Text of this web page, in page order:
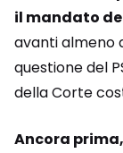
il mandato
avanti almeno
questione del
della Corte
Ancora